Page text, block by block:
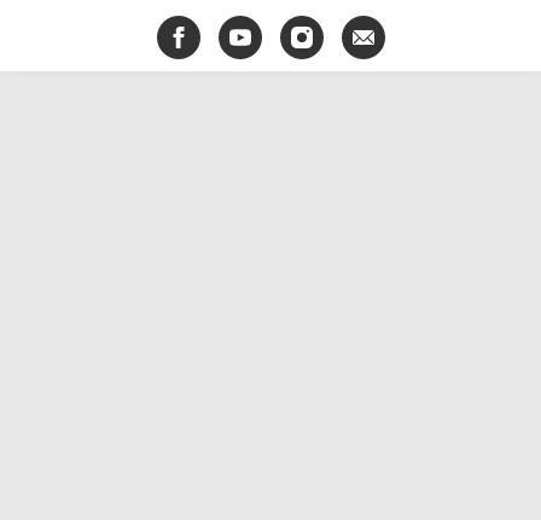
FacebookYouTubeInstagram
E-
mail